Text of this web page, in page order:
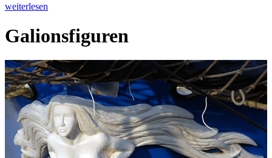
weiterlesen
Galionsfiguren